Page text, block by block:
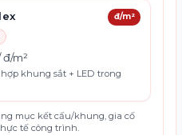
đ/m²
đ/m²
khung sắt + LED trong
mục kết cấu/khung, gia cố
tế công trình.